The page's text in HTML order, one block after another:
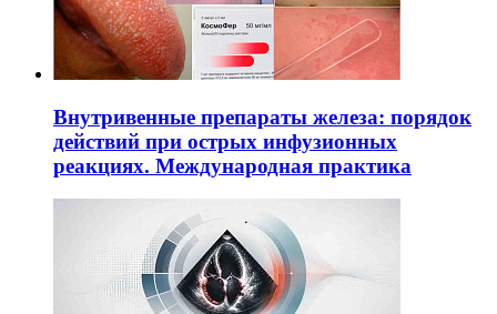
Внутривенные препараты железа: порядок
действий при острых инфузионных
реакциях. Международная практика